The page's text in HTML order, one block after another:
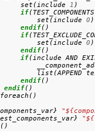
set(include
1)
if
set(include
0)
endif()
if
set(include
0)
endif()
if(include AND
list(APPEND
endif()
endif()